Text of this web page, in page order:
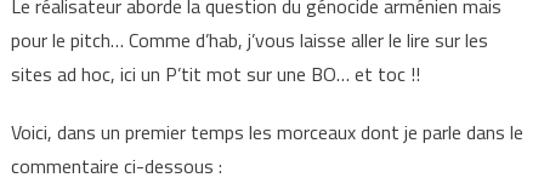
Le réalisateur aborde la question du génocide arménien mais
pour le pitch… Comme d’hab, j’vous laisse aller le lire sur les
sites ad hoc, ici un P’tit mot sur une BO… et toc !!
Voici, dans un premier temps les morceaux dont je parle dans le
commentaire ci-dessous :